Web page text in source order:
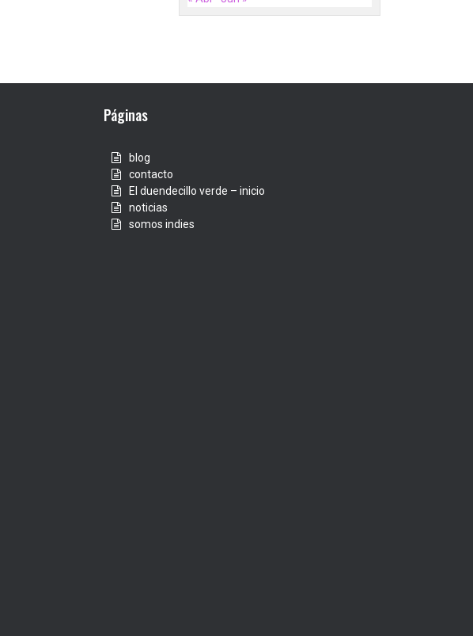
Páginas
blog
contacto
El duendecillo verde – inicio
noticias
somos indies